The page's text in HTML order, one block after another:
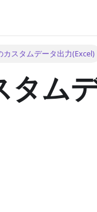
カスタムデータ出力(Excel)
タム